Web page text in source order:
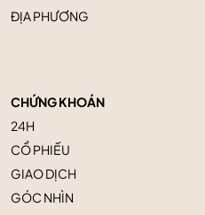
ĐỊA PHƯƠNG
CHỨNG KHOÁN
24H
CỔ PHIẾU
GIAO DỊCH
GÓC NHÌN